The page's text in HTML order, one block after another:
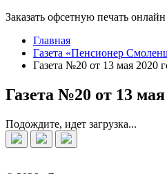
Заказать офсетную печать онлайн
Главная
Газета «Пенсионер
Газета №20 от 13 мая 2020
Газета №20 от 13 мая
Подождите, идет загрузка...